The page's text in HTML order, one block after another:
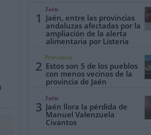
Jaén, Pueblo a Pueblo Gente Especiales
1
Jaén
Jaén, entre las provincias
andaluzas afectadas por la
ampliación de la alerta
alimentaria por Listeria
2
Provincia
Estos son 5 de los pueblos
con menos vecinos de la
provincia de Jaén
3
Jaén
Jaén llora la pérdida de
Manuel Valenzuela
Civantos